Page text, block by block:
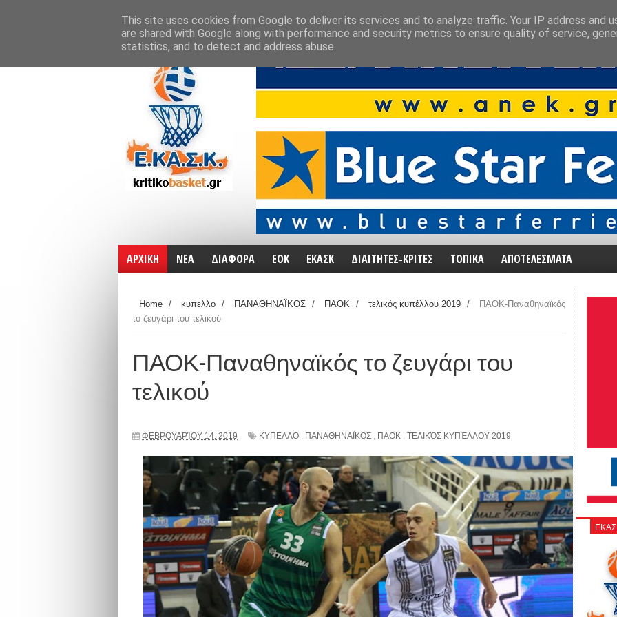
ΑΡΧΙΚΗ ΝΕΑ ΔΙΑΦΟΡΑ ΕΟΚ ΕΚΑΣΚ ΔΙΑΙΤΗΤΕΣ-ΚΡΙΤΕΣ ΤΟΠΙΚΑ ΑΠΟΤΕΛΕΣΜΑΤΑ
Home / κυπελλο / ΠΑΝΑΘΗΝΑΪΚΟΣ / ΠΑΟΚ / τελικός κυπέλλου 2019 /
ΠΑΟΚ-Παναθηναϊκός
το ζευγάρι του τελικού
ΠΑΟΚ-Παναθηναϊκός το ζευγάρι του
τελικού
ΦΕΒΡΟΥΑΡΊΟΥ 14, 2019 ΚΥΠΕΛΛΟ , ΠΑΝΑΘΗΝΑΪΚΟΣ , ΠΑΟΚ , ΤΕΛΙΚΌΣ ΚΥΠΈΛΛΟΥ 2019
This site uses cookies from Google to deliver its services and to analyze traffic. Your IP address and
are shared with Google along with performance and security metrics to ensure quality of service,
statistics, and to detect and address abuse.